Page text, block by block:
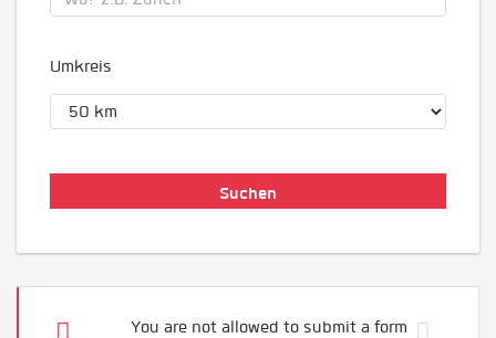
Umkreis
You are not allowed to submit a form